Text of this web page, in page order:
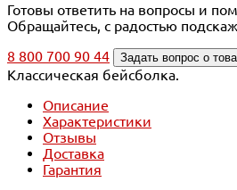
Готовы ответить на вопросы и
Обращайтесь, с радостью
8 800 700 90 44
Задать вопрос о
Классическая бейсболка.
Описание
Характеристики
Отзывы
Доставка
Гарантия